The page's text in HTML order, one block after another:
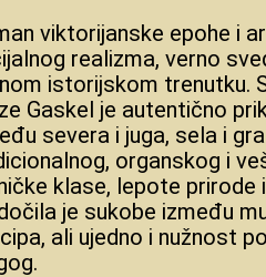
viktorijanske epohe i
realizma, verno
istorijskom trenutku.
Gaskel je autentično
severa i juga, sela i
organskog i
klase, lepote prirode
je sukobe između
ali ujedno i nužnost